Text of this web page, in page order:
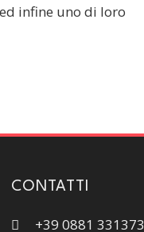
infine uno di loro
CONTATTI
+39 0881 331373